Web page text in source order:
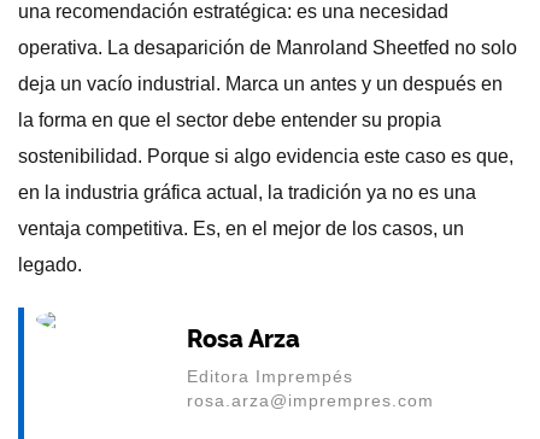
una recomendación estratégica: es una necesidad
operativa. La desaparición de Manroland Sheetfed no solo
deja un vacío industrial. Marca un antes y un después en
la forma en que el sector debe entender su propia
sostenibilidad. Porque si algo evidencia este caso es que,
en la industria gráfica actual, la tradición ya no es una
ventaja competitiva. Es, en el mejor de los casos, un
legado.
Rosa Arza
Editora Imprempés
rosa.arza@imprempres.com